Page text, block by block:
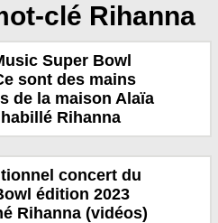
clé Rihanna
Super Bowl
sont des mains
de la maison Alaïa
Rihanna
concert du
édition 2023
Rihanna (vidéos)